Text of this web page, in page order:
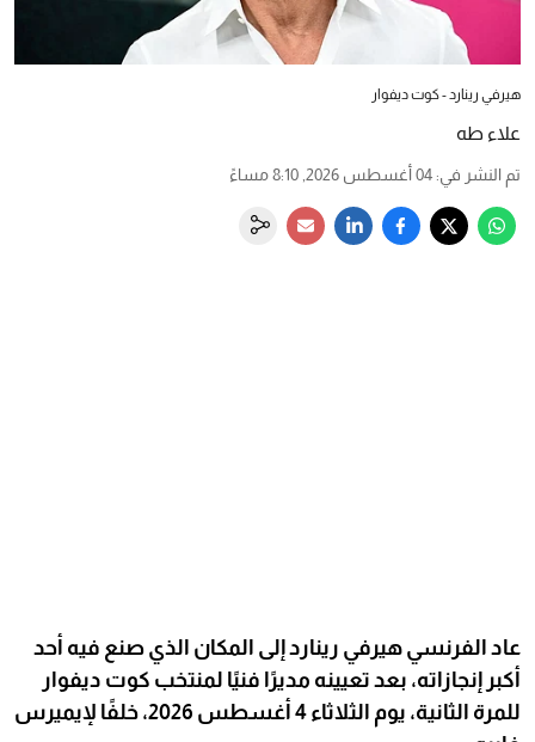
هيرفي رينارد - كوت ديفوار
علاء طه
تم النشر في: 04 أغسطس 2026, 8:10 مساءً
عاد الفرنسي هيرفي رينارد إلى المكان الذي صنع فيه أحد
أكبر إنجازاته، بعد تعيينه مديرًا فنيًا لمنتخب كوت ديفوار
للمرة الثانية، يوم الثلاثاء 4 أغسطس 2026، خلفًا لإيميرس